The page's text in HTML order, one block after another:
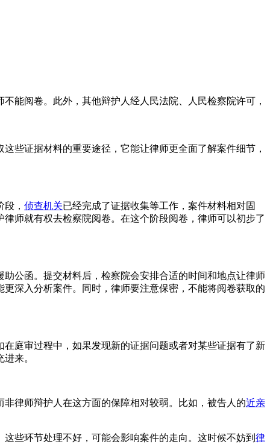
能阅卷。此外，其他辩护人经人民法院、人民检察院许可，
些证据材料的重要途径，它能让律师更全面了解案件细节，
， 侦查机关已经完成了证据收集等工作，案件材料相对固
律师就有权去检察院阅卷。在这个阶段阅卷，律师可以初步了
公函。提交材料后，检察院会安排合适的时间和地点让律师
深入分析案件。同时，律师要注意保密，不能将阅卷获取的
庭审过程中，如果发现新的证据问题或者对某些证据有了新
来。
非律师辩护人在这方面的保障相对较弱。比如，被告人的近亲
些环节处理不好，可能会影响案件的走向。这时候不妨到 律